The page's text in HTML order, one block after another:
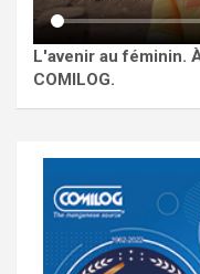
L'avenir au féminin.
COMILOG.